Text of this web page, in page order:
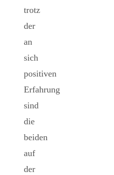
trotz
der
an
sich
positiven
Erfahrung
sind
die
beiden
auf
der